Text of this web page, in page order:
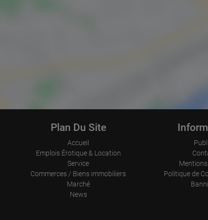
Plan Du Site
Accueil
Emplois Érotique & Location
Service
Commerces / Biens immobiliers
Marché
News
Politique de